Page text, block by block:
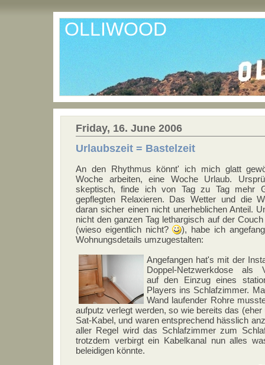
OLLIWOOD
Friday, 16. June 2006
Urlaubszeit = Bastelzeit
An den Rhythmus könnt' ich mich glatt
Woche arbeiten, eine Woche Urlaub.
skeptisch, finde ich von Tag zu Tag mehr
gepflegten Relaxieren. Das Wetter und die
daran sicher einen nicht unerheblichen Anteil.
nicht den ganzen Tag lethargisch auf der
(wieso eigentlich nicht?
), habe ich
Wohnungsdetails umzugestalten:
Angefangen hat's mit der
Doppel-Netzwerkdose als
auf den Einzug eines
Players ins Schlafzimmer.
Wand laufender Rohre
aufputz verlegt werden, so wie bereits das (eher
Sat-Kabel, und waren entsprechend hässlich
aller Regel wird das Schlafzimmer zum
trotzdem verbirgt ein Kabelkanal nun alles
beleidigen könnte.